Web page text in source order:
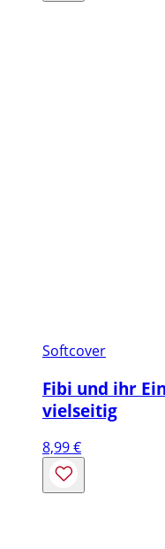
Softcover
Fibi und ihr
vielseitig
8,99€